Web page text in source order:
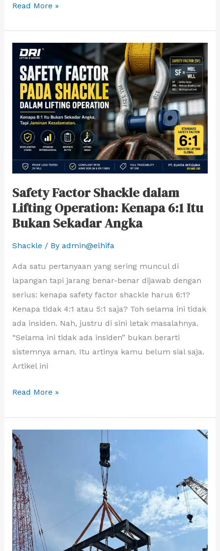
Read More »
Safety Factor Shackle dalam
Lifting Operation: Kenapa 6:1 Itu
Bukan Sekadar Angka
Shackle / By admin@elhifa
Ada satu pertanyaan yang sering muncul di
lapangan tapi jarang benar-benar dijawab dengan
serius: kenapa safety factor shackle harus 6:1?
Kenapa tidak 4:1 atau 5:1 saja? Toh selama ini tidak
ada insiden. Nah, justru di sini letak masalahnya.
“Selama ini tidak ada insiden” bukan berarti
sistemnya aman. Itu artinya kamu belum sial saja.
Artikel ini
Safety
Factor
Shackle
dalam
Lifting
Operation:
Kenapa
6:1
Itu
Sekadar
Angka
Read More »
Proof
Load
Test
Spreader
Frame
Kapasitas
Tinggi
(>50